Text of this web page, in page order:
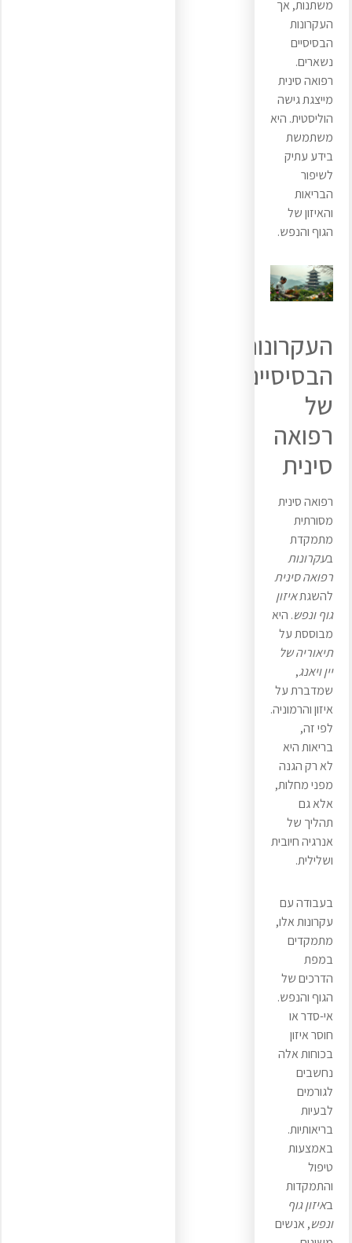
משתנות, אך
העקרונות
הבסיסיים
נשארים.
רפואה סינית
מייצגת גישה
הוליסטית. היא
משתמשת
בידע עתיק
לשיפור
הבריאות
והאיזון של
הגוף והנפש.
העקרונות
הבסיסיים
של
רפואה
סינית
רפואה סינית
מסורתית
מתמקדת
בעקרונות
רפואה סינית
להשגתאיזון
גוף ונפש. היא
מבוססת על
תיאוריה של
יין ויאנג,
שמדברת על
איזון והרמוניה.
לפי זה,
בריאות היא
לא רק הגנה
מפני מחלות,
אלא גם
תהליך של
אנרגיה חיובית
ושלילית.
בעבודה עם
עקרונות אלו,
מתמקדים
במפת
הדרכים של
הגוף והנפש.
אי-סדר או
חוסר איזון
בכוחות אלה
נחשבים
לגורמים
לבעיות
בריאותיות.
באמצעות
טיפול
והתמקדות
באיזון גוף
ונפש, אנשים